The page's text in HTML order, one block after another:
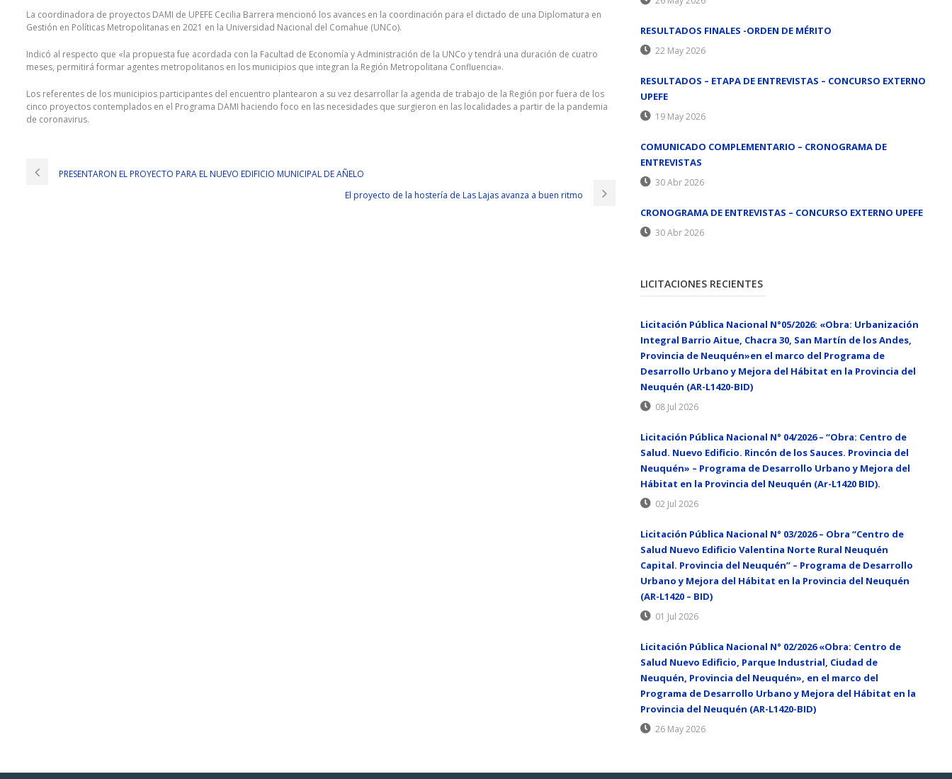
La coordinadora de proyectos DAMI de UPEFE Cecilia Barrera mencionó los avances en la coordinación para el dictado de una Diplomatura en
Gestión en Políticas Metropolitanas en 2021 en la Universidad Nacional del Comahue (UNCo).
Indicó al respecto que «la propuesta fue acordada con la Facultad de Economía y Administración de la UNCo y tendrá una duración de cuatro
meses, permitirá formar agentes metropolitanos en los municipios que integran la Región Metropolitana Confluencia».
Los referentes de los municipios participantes del encuentro plantearon a su vez desarrollar la agenda de trabajo de la Región por fuera de los
cinco proyectos contemplados en el Programa DAMI haciendo foco en las necesidades que surgieron en las localidades a partir de la pandemia
de coronavirus.
PRESENTARON EL PROYECTO PARA EL NUEVO EDIFICIO MUNICIPAL DE AÑELO
El proyecto de la hostería de Las Lajas avanza a buen ritmo
RESULTADOS FINALES -ORDEN DE MÉRITO
22 May 2026
RESULTADOS – ETAPA DE ENTREVISTAS – CONCURSO EXTERNO
UPEFE
19 May 2026
COMUNICADO COMPLEMENTARIO – CRONOGRAMA DE
ENTREVISTAS
30 Abr 2026
CRONOGRAMA DE ENTREVISTAS – CONCURSO EXTERNO UPEFE
30 Abr 2026
LICITACIONES RECIENTES
Licitación Pública Nacional N°05/2026: «Obra: Urbanización
Integral Barrio Aitue, Chacra 30, San Martín de los Andes,
Provincia de Neuquén»en el marco del Programa de
Desarrollo Urbano y Mejora del Hábitat en la Provincia del
Neuquén (AR-L1420-BID)
08 Jul 2026
Licitación Pública Nacional N° 04/2026 – “Obra: Centro de
Salud. Nuevo Edificio. Rincón de los Sauces. Provincia del
Neuquén» – Programa de Desarrollo Urbano y Mejora del
Hábitat en la Provincia del Neuquén (Ar-L1420 BID).
02 Jul 2026
Licitación Pública Nacional N° 03/2026 – Obra “Centro de
Salud Nuevo Edificio Valentina Norte Rural Neuquén
Capital. Provincia del Neuquén” – Programa de Desarrollo
Urbano y Mejora del Hábitat en la Provincia del Neuquén
(AR-L1420 – BID)
01 Jul 2026
Licitación Pública Nacional N° 02/2026 «Obra: Centro de
Salud Nuevo Edificio, Parque Industrial, Ciudad de
Neuquén, Provincia del Neuquén», en el marco del
Programa de Desarrollo Urbano y Mejora del Hábitat en la
Provincia del Neuquén (AR-L1420-BID)
26 May 2026